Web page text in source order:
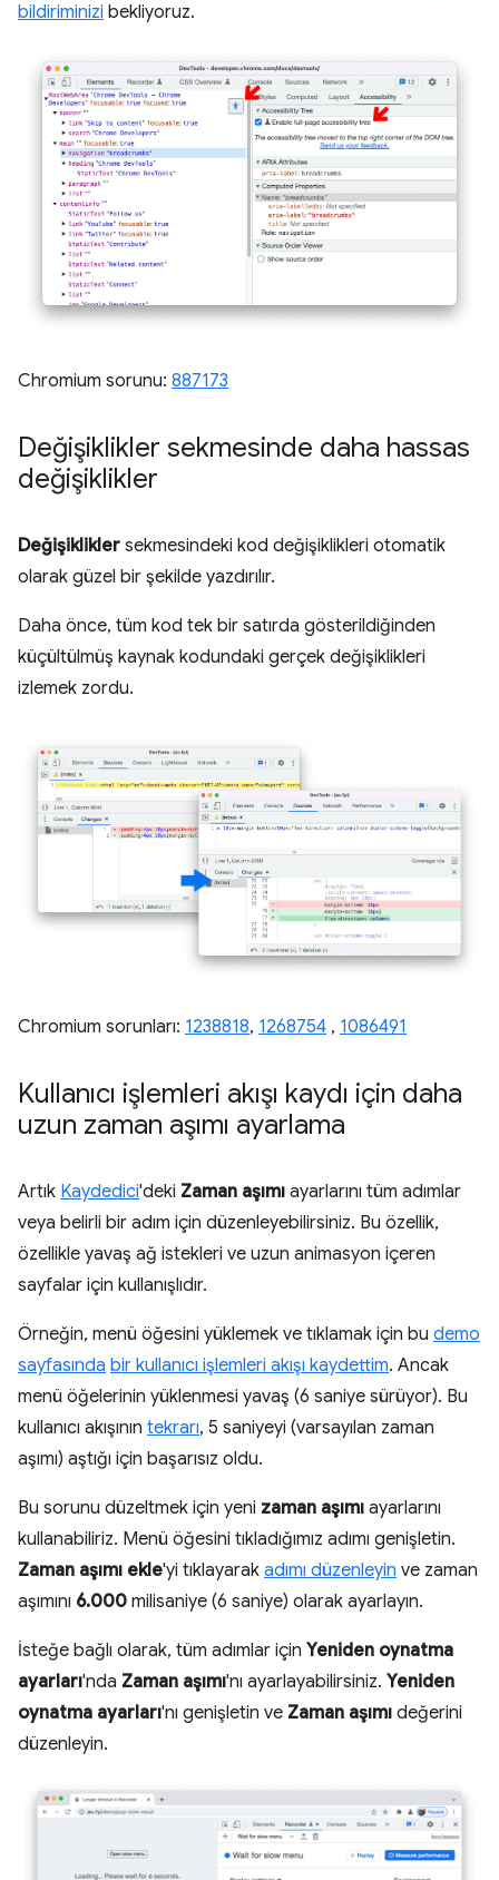
bildiriminizi bekliyoruz.
Chromium sorunu: 887173
Değişiklikler sekmesinde daha hassas
değişiklikler
Değişiklikler sekmesindeki kod değişiklikleri otomatik
olarak güzel bir şekilde yazdırılır.
Daha önce, tüm kod tek bir satırda gösterildiğinden
küçültülmüş kaynak kodundaki gerçek değişiklikleri
izlemek zordu.
Chromium sorunları: 1238818, 1268754 , 1086491
Kullanıcı işlemleri akışı kaydı için daha
uzun zaman aşımı ayarlama
Artık Kaydedici'deki Zaman aşımı ayarlarını tüm adımlar
veya belirli bir adım için düzenleyebilirsiniz. Bu özellik,
özellikle yavaş ağ istekleri ve uzun animasyon içeren
sayfalar için kullanışlıdır.
Örneğin, menü öğesini yüklemek ve tıklamak için bu demo
sayfasında bir kullanıcı işlemleri akışı kaydettim. Ancak
menü öğelerinin yüklenmesi yavaş (6 saniye sürüyor). Bu
kullanıcı akışının tekrarı, 5 saniyeyi (varsayılan zaman
aşımı) aştığı için başarısız oldu.
Bu sorunu düzeltmek için yeni zaman aşımı ayarlarını
kullanabiliriz. Menü öğesini tıkladığımız adımı genişletin.
Zaman aşımı ekle'yi tıklayarak adımı düzenleyin ve zaman
aşımını 6.000 milisaniye (6 saniye) olarak ayarlayın.
İsteğe bağlı olarak, tüm adımlar için Yeniden oynatma
ayarları'nda Zaman aşımı'nı ayarlayabilirsiniz. Yeniden
oynatma ayarları'nı genişletin ve Zaman aşımı değerini
düzenleyin.